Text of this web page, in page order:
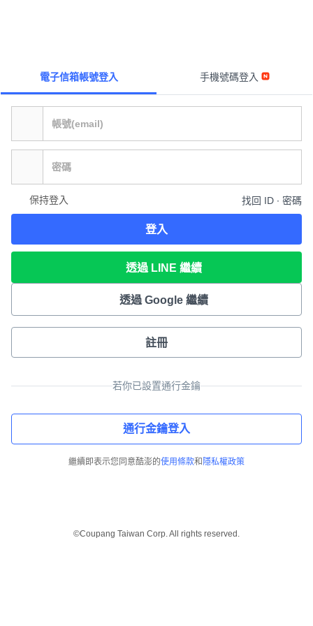
電子信箱帳號登入 手機號碼登入
保持登入 找回 ID ∙ 密碼
登入
透過 LINE 繼續
透過 Google 繼續
註冊
若你已設置通行金鑰
通行金鑰登入
繼續即表示您同意酷澎的使用條款和 隱私權政策
©Coupang Taiwan Corp. All rights reserved.